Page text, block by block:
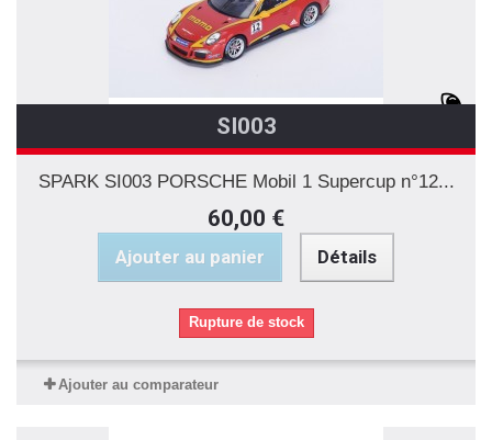
SI003
SPARK SI003 PORSCHE Mobil 1 Supercup n°12...
60,00 €
Ajouter au panier Détails
Rupture de stock
Ajouter au comparateur